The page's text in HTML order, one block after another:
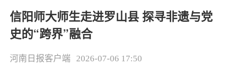
信阳师大师生走进罗山县 探寻非遗与党
史的“跨界”融合
河南日报客户端 2026-07-06 17:50